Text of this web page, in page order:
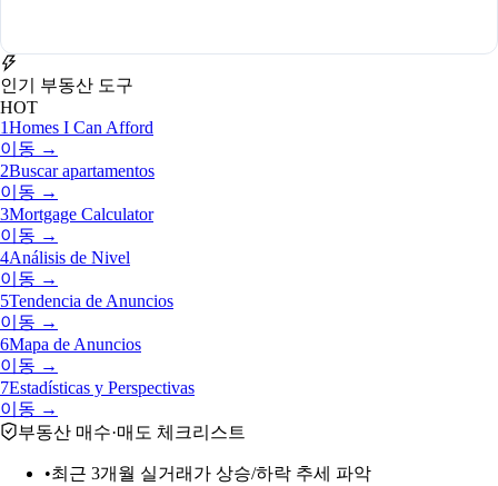
인기 부동산 도구
HOT
1Homes I Can Afford
이동 →
2Buscar apartamentos
이동 →
3Mortgage Calculator
이동 →
4Análisis de Nivel
이동 →
5Tendencia de Anuncios
이동 →
6Mapa de Anuncios
이동 →
7Estadísticas y Perspectivas
이동 →
부동산 매수·매도 체크리스트
•최근 3개월 실거래가 상승/하락 추세 파악